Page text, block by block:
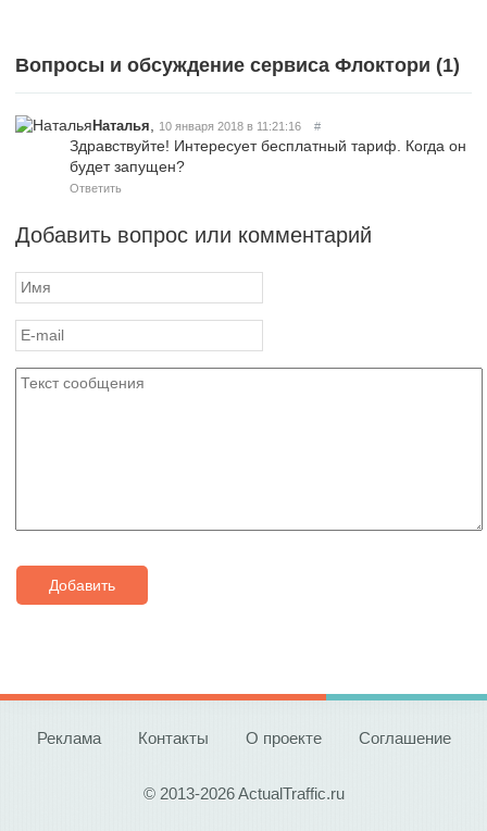
Вопросы и обсуждение сервиса Флоктори (1)
Наталья 10 января 2018 в 11:21:16 #
Здравствуйте! Интересует бесплатный тариф. Когда он
будет запущен?
Ответить
Добавить вопрос или комментарий
Добавить
Реклама Контакты О проекте Соглашение
© 2013-2026 ActualTraffic.ru